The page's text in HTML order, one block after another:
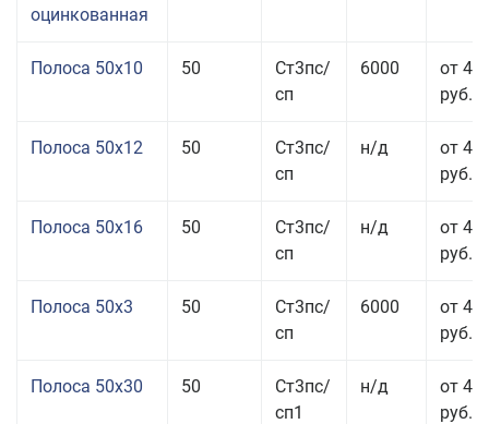
оцинкованная
Полоса 50x10 50
Ст3пс/
сп
6000
от 46
руб.
Полоса 50x12 50
Ст3пс/
сп
н/д
от 44
руб.
Полоса 50x16 50
Ст3пс/
сп
н/д
от 49
руб.
Полоса 50x3 50
Ст3пс/
сп
6000
от 45
руб.
Полоса 50x30 50
Ст3пс/
сп1
н/д
от 44
руб.